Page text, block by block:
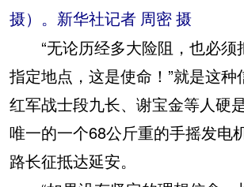
摄）。新华社记者 周密 摄
“无论历经多大险阻，也必须
指定地点，这是使命！”就是这种
红军战士段九长、谢宝金等人硬
唯一的一个68公斤重的手摇发电
路长征抵达延安。